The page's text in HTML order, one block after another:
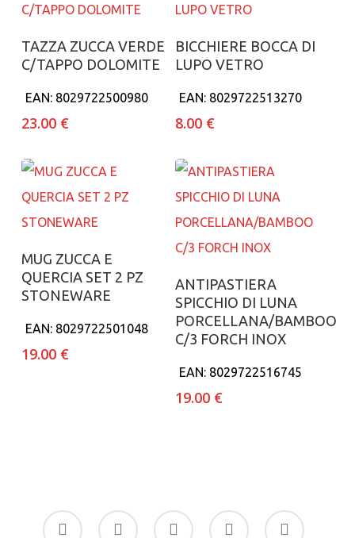
Aggiungi al carrello
TAZZA ZUCCA VERDE
C/TAPPO DOLOMITE
EAN: 8029722500980
23.00 €
Aggiungi al carrello
BICCHIERE BOCCA DI
LUPO VETRO
EAN: 8029722513270
8.00 €
Aggiungi al carrello
MUG ZUCCA E
QUERCIA SET 2 PZ
STONEWARE
EAN: 8029722501048
19.00 €
Aggiungi al carrello
ANTIPASTIERA
SPICCHIO DI LUNA
PORCELLANA/BAMBOO
C/3 FORCH INOX
EAN: 8029722516745
19.00 €
facebook
google-
instagram whatsapp tiktok